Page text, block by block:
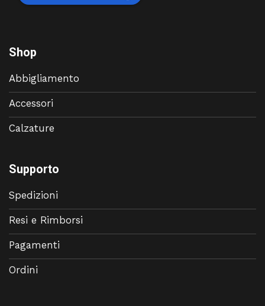
Shop
Abbigliamento
Accessori
Calzature
Supporto
Spedizioni
Resi e Rimborsi
Pagamenti
Ordini